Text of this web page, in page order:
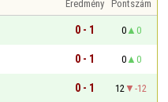
Eredmény Pontszám
0 - 1 0
0
0 - 1 0
0
0 - 1 12
-12